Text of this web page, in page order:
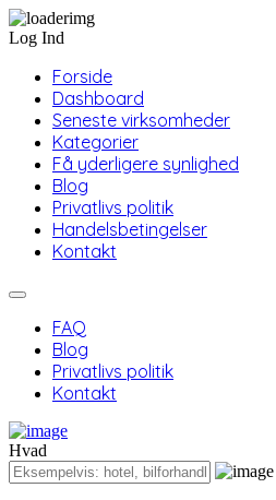
Log Ind
Forside
Dashboard
Seneste virksomheder
Kategorier
Få yderligere synlighed
Blog
Privatlivs politik
Handelsbetingelser
Kontakt
FAQ
Blog
Privatlivs politik
Kontakt
Hvad